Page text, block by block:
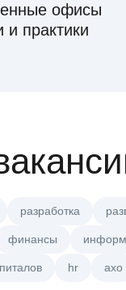
офисы
и практики
разработка
финансы
hr axo